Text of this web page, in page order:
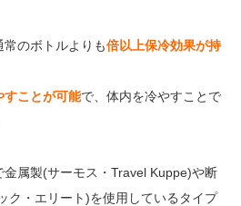
常のボトルよりも倍以上保冷効果が持
すことが可能で、体内を冷やすことで
属製(サーモス・Travel Kuppe)や断
ク・エリート)を使用しているタイプ